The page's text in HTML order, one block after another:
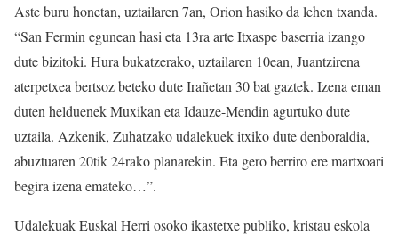
Aste buru honetan, uztailaren 7an, Orion hasiko da lehen txanda.
“San Fermin egunean hasi eta 13ra arte Itxaspe baserria izango
dute bizitoki. Hura bukatzerako, uztailaren 10ean, Juantzirena
aterpetxea bertsoz beteko dute Irañetan 30 bat gaztek. Izena eman
duten helduenek Muxikan eta Idauze-Mendin agurtuko dute
uztaila. Azkenik, Zuhatzako udalekuek itxiko dute denboraldia,
abuztuaren 20tik 24rako planarekin. Eta gero berriro ere martxoari
begira izena emateko…”.
Udalekuak Euskal Herri osoko ikastetxe publiko, kristau eskola